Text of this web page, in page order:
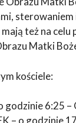
też na
Matki
kościele:
godzinie 6:25
– o godzinie